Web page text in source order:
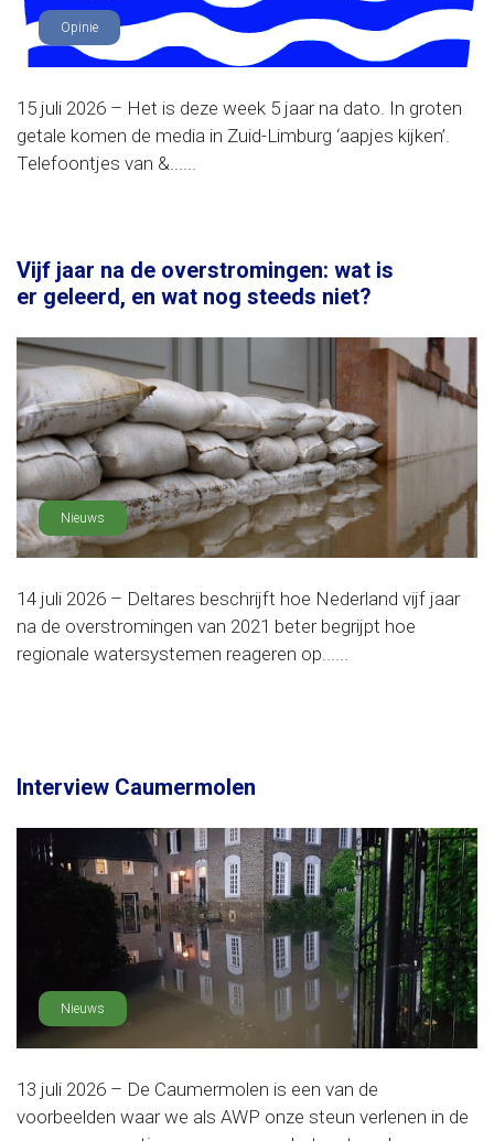
Opinie
15 juli 2026 – Het is deze week 5 jaar na dato. In groten
getale komen de media in Zuid-Limburg ‘aapjes kijken’.
Telefoontjes van &......
Vijf jaar na de overstromingen: wat is
er geleerd, en wat nog steeds niet?
Nieuws
14 juli 2026 – Deltares beschrijft hoe Nederland vijf jaar
na de overstromingen van 2021 beter begrijpt hoe
regionale watersystemen reageren op......
Interview Caumermolen
Nieuws
13 juli 2026 – De Caumermolen is een van de
voorbeelden waar we als AWP onze steun verlenen in de